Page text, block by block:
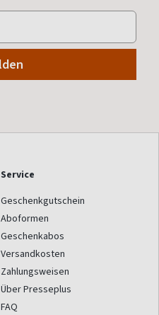
Service
Geschenkgutschein
Aboformen
Geschenkabos
Versandkosten
Zahlungsweisen
Über Presseplus
FAQ